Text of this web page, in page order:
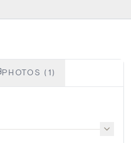
PHOTOS (1)